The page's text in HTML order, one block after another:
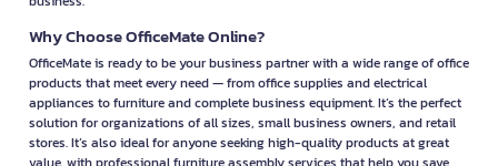
Why Choose OfficeMate Online?
OfficeMate is ready to be your business partner with a wide range of office
products that meet every need — from office supplies and electrical
appliances to furniture and complete business equipment. It’s the perfect
solution for organizations of all sizes, small business owners, and retail
stores. It’s also ideal for anyone seeking high-quality products at great